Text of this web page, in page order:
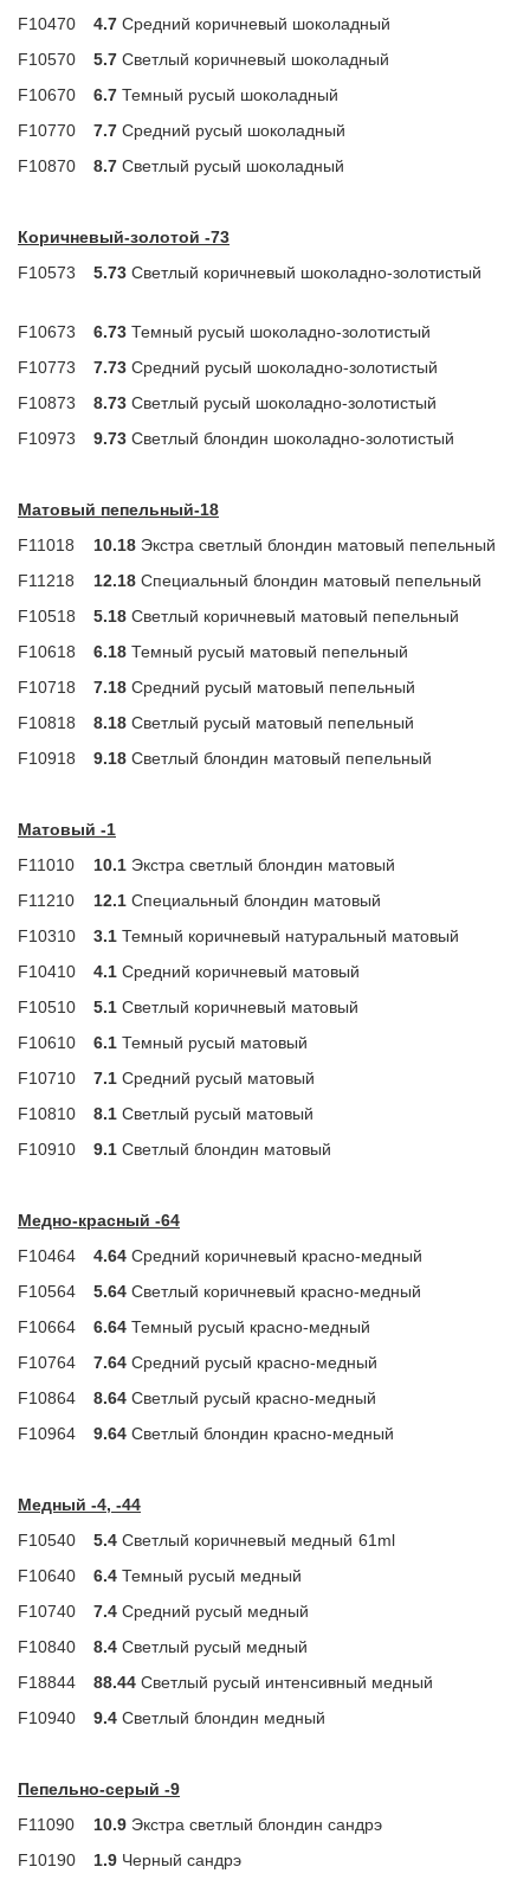
F10470
4.7 Средний коричневый шоколадный
F10570
5.7 Светлый коричневый шоколадный
F10670
6.7 Темный русый шоколадный
F10770
7.7 Средний русый шоколадный
F10870
8.7 Светлый русый шоколадный
Коричневый-золотой -73
F10573
5.73 Светлый коричневый шоколадно-золотистый
F10673 6.73 Темный русый шоколадно-золотистый
F10773
7.73 Средний русый шоколадно-золотистый
F10873
8.73 Светлый русый шоколадно-золотистый
F10973
9.73 Светлый блондин шоколадно-золотистый
Матовый пепельный-18
F11018
10.18 Экстра светлый блондин матовый пепельный
F11218
12.18 Специальный блондин матовый пепельный
F10518
5.18 Светлый коричневый матовый пепельный
F10618
6.18 Темный русый матовый пепельный
F10718
7.18 Средний русый матовый пепельный
F10818
8.18 Светлый русый матовый пепельный
F10918
9.18 Светлый блондин матовый пепельный
Матовый -1
F11010
10.1 Экстра светлый блондин матовый
F11210
12.1 Специальный блондин матовый
F10310
3.1 Темный коричневый натуральный матовый
F10410
4.1 Средний коричневый матовый
F10510
5.1 Светлый коричневый матовый
F10610
6.1 Темный русый матовый
F10710
7.1 Средний русый матовый
F10810
8.1 Светлый русый матовый
F10910
9.1 Светлый блондин матовый
Медно-красный -64
F10464
4.64 Средний коричневый красно-медный
F10564
5.64 Светлый коричневый красно-медный
F10664
6.64 Темный русый красно-медный
F10764
7.64 Средний русый красно-медный
F10864
8.64 Светлый русый красно-медный
F10964
9.64 Светлый блондин красно-медный
Медный -4, -44
F10540
5.4 Светлый коричневый медный 61ml
F10640
6.4 Темный русый медный
F10740
7.4 Средний русый медный
F10840
8.4 Светлый русый медный
F18844
88.44 Светлый русый интенсивный медный
F10940
9.4 Светлый блондин медный
Пепельно-серый -9
F11090
10.9 Экстра светлый блондин сандрэ
F10190
1.9 Черный сандрэ